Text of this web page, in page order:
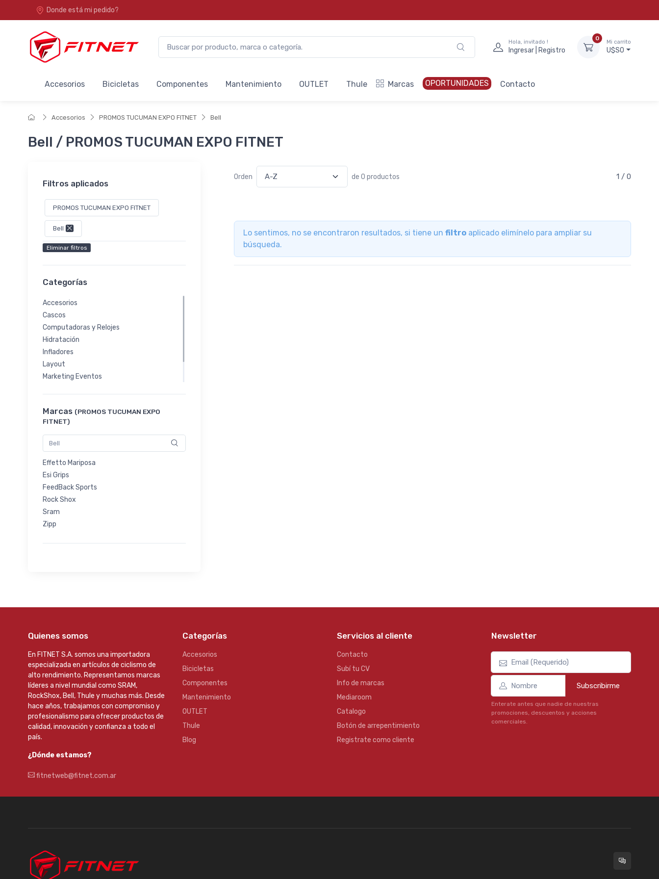
Donde está mi pedido?
Hola, invitado !
Ingresar | Registro
0
Mi carrito
U$S0
Accesorios Bicicletas Componentes Mantenimiento OUTLET Thule Marcas OPORTUNIDADES Contacto
Accesorios PROMOS TUCUMAN EXPO FITNET Bell
Bell / PROMOS TUCUMAN EXPO FITNET
Filtros aplicados
PROMOS TUCUMAN EXPO FITNET
Bell
Eliminar filtros
Categorías
Accesorios
Cascos
Computadoras y Relojes
Hidratación
Infladores
Layout
Marketing Eventos
Marcas (PROMOS TUCUMAN EXPO
FITNET)
Effetto Mariposa
Esi Grips
FeedBack Sports
Rock Shox
Sram
Zipp
Orden de 0 productos 1 / 0
Lo sentimos, no se encontraron resultados, si tiene un filtro aplicado elimínelo para ampliar su
búsqueda.
Quienes somos
En FITNET S.A. somos una importadora
especializada en artículos de ciclismo de
alto rendimiento. Representamos marcas
líderes a nivel mundial como SRAM,
RockShox, Bell, Thule y muchas más. Desde
hace años, trabajamos con compromiso y
profesionalismo para ofrecer productos de
calidad, innovación y confianza a todo el
país.
¿Dónde estamos?
fitnetweb@fitnet.com.ar
Categorías
Accesorios
Bicicletas
Componentes
Mantenimiento
OUTLET
Thule
Blog
Servicios al cliente
Contacto
Subí tu CV
Info de marcas
Mediaroom
Catalogo
Botón de arrepentimiento
Registrate como cliente
Newsletter
Subscribirme
Enterate antes que nadie de nuestras
promociones, descuentos y acciones
comerciales.